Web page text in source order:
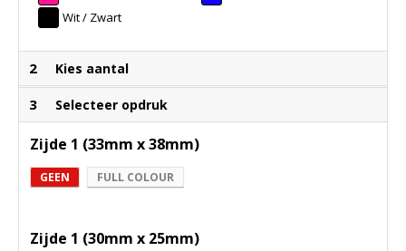
Wit / Zwart
2 Kies aantal
3 Selecteer opdruk
Zijde 1 (33mm x 38mm)
GEEN FULL COLOUR
Zijde 1 (30mm x 25mm)